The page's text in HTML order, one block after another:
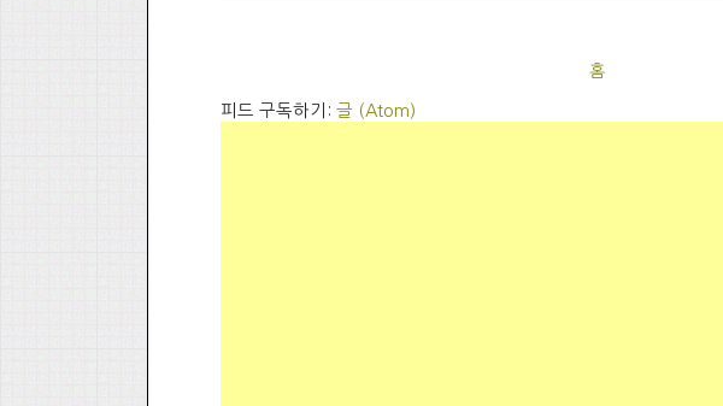
홈
피드 구독하기: 글 (Atom)